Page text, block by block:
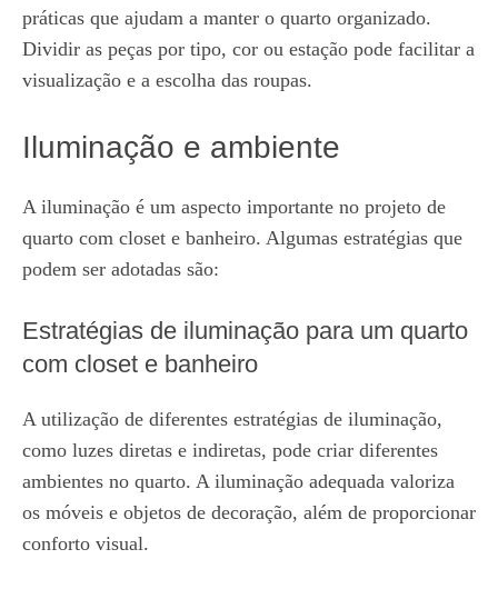
práticas que ajudam a manter o quarto organizado.
Dividir as peças por tipo, cor ou estação pode facilitar a
visualização e a escolha das roupas.
Iluminação e ambiente
A iluminação é um aspecto importante no projeto de
quarto com closet e banheiro. Algumas estratégias que
podem ser adotadas são:
Estratégias de iluminação para um quarto
com closet e banheiro
A utilização de diferentes estratégias de iluminação,
como luzes diretas e indiretas, pode criar diferentes
ambientes no quarto. A iluminação adequada valoriza
os móveis e objetos de decoração, além de proporcionar
conforto visual.